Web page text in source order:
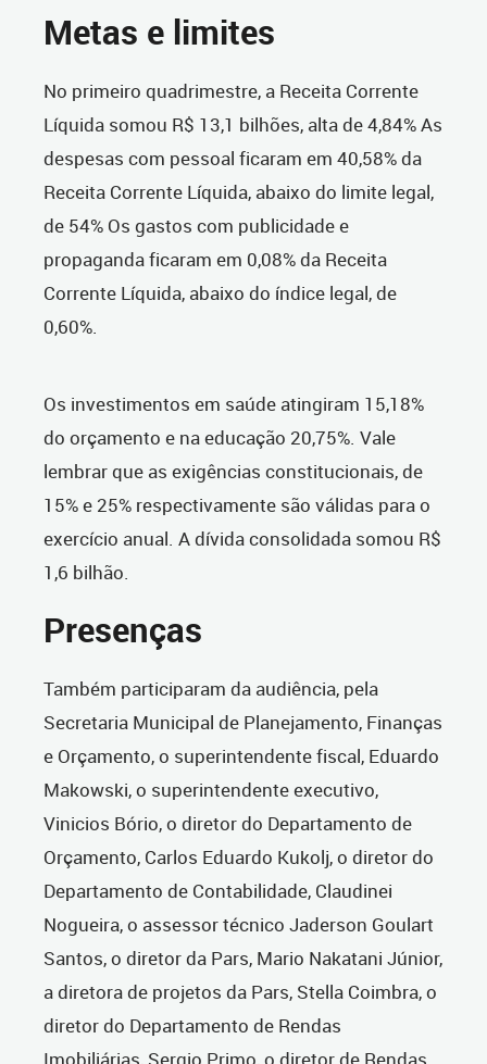
Metas e limites
No primeiro quadrimestre, a Receita Corrente
Líquida somou R$ 13,1 bilhões, alta de 4,84% As
despesas com pessoal ficaram em 40,58% da
Receita Corrente Líquida, abaixo do limite legal,
de 54% Os gastos com publicidade e
propaganda ficaram em 0,08% da Receita
Corrente Líquida, abaixo do índice legal, de
0,60%.
Os investimentos em saúde atingiram 15,18%
do orçamento e na educação 20,75%. Vale
lembrar que as exigências constitucionais, de
15% e 25% respectivamente são válidas para o
exercício anual. A dívida consolidada somou R$
1,6 bilhão.
Presenças
Também participaram da audiência, pela
Secretaria Municipal de Planejamento, Finanças
e Orçamento, o superintendente fiscal, Eduardo
Makowski, o superintendente executivo,
Vinicios Bório, o diretor do Departamento de
Orçamento, Carlos Eduardo Kukolj, o diretor do
Departamento de Contabilidade, Claudinei
Nogueira, o assessor técnico Jaderson Goulart
Santos, o diretor da Pars, Mario Nakatani Júnior,
a diretora de projetos da Pars, Stella Coimbra, o
diretor do Departamento de Rendas